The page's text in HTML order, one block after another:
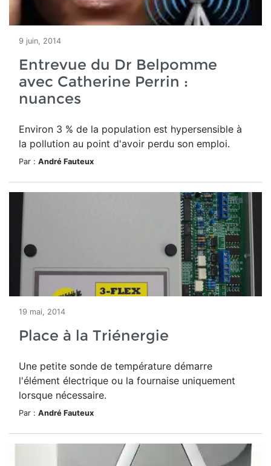
9 juin, 2014
Entrevue du Dr Belpomme
avec Catherine Perrin :
nuances
Environ 3 % de la population est hypersensible à
la pollution au point d'avoir perdu son emploi.
Par : André Fauteux
19 mai, 2014
Place à la Triénergie
Une petite sonde de température démarre
l'élément électrique ou la fournaise uniquement
lorsque nécessaire.
Par : André Fauteux